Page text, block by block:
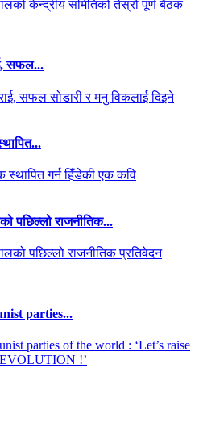
सफल...
पछिल्लो राजनीतिक...
parties...